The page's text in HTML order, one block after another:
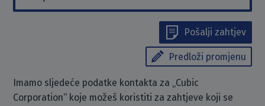
Pošalji zahtjev
Predloži promjenu
Imamo sljedeće podatke kontakta za „Cubic
Corporation“ koje možeš koristiti za zahtjeve koji se